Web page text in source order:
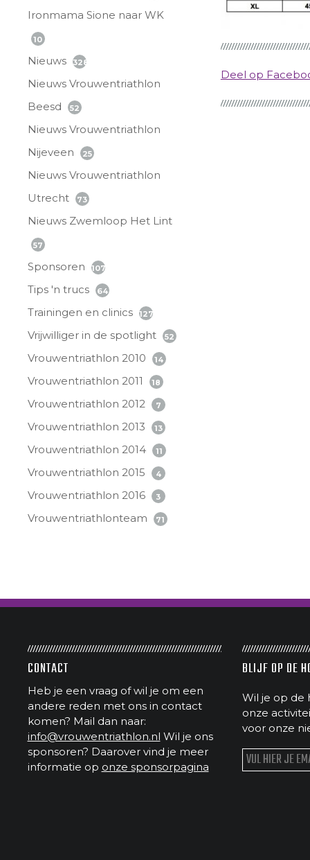
Ironmama Sione naar WK
10
Nieuws 328
Nieuws Vrouwentriathlon
Beesd
52
Nieuws Vrouwentriathlon
Nijeveen
25
Nieuws Vrouwentriathlon
Utrecht
73
Nieuws Zwemloop Het Lint
57
Sponsoren 107
Tips 'n trucs 64
Trainingen en clinics 127
Vrijwilliger in de spotlight 52
Vrouwentriathlon 2010 14
Vrouwentriathlon 2011 18
Vrouwentriathlon 2012 7
Vrouwentriathlon 2013 13
Vrouwentriathlon 2014 11
Vrouwentriathlon 2015 4
Vrouwentriathlon 2016 3
Vrouwentriathlonteam 71
Deel op
CONTACT
Heb je een vraag of wil je om een
andere reden met ons in contact
komen? Mail dan naar:
info@vrouwentriathlon.nl Wil je ons
sponsoren? Daarover vind je meer
informatie op onze sponsorpagina
BLIJF OP DE
Wil je op de
onze
voor onze